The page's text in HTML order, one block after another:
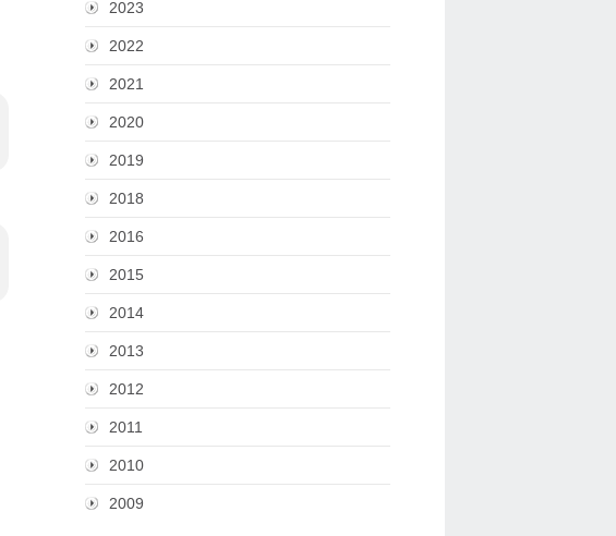
2023
2022
2021
2020
2019
2018
2016
2015
2014
2013
2012
2011
2010
2009